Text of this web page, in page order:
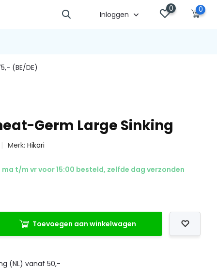
Inloggen
0 0
(BE/DE)
Germ Large Sinking
Merk:Hikari
ma t/m vr voor 15:00 besteld, zelfde dag verzonden
Toevoegen aan winkelwagen
(NL) vanaf 50,-